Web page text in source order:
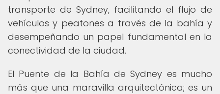
transporte de Sydney, facilitando el flujo de
vehículos y peatones a través de la bahía y
desempeñando un papel fundamental en la
conectividad de la ciudad.
El Puente de la Bahía de Sydney es mucho
más que una maravilla arquitectónica; es un